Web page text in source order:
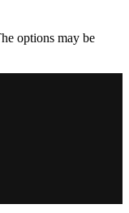
options may be